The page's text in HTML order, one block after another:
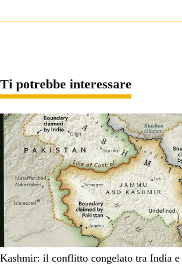
Ti potrebbe interessare
Kashmir: il conflitto congelato tra India e